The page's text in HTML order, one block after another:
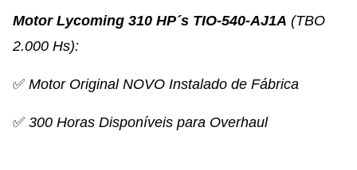
Motor Lycoming 310 HP´s TIO-540-AJ1A (TBO
2.000 Hs):
✅ Motor Original NOVO Instalado de Fábrica
✅ 300 Horas Disponíveis para Overhaul